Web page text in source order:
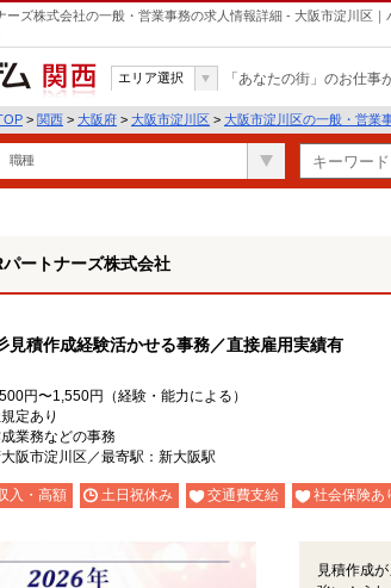
ーズ株式会社の一般・営業事務の求人情報詳細 - 大阪市淀川区｜
関西
エリア選択 「あなたの街」のお仕事
> 関西 > 大阪府 > 大阪市淀川区 > 大阪市淀川区の一般・営業
職種
ートナーズ株式会社
積作成経験活かせる事務／直接雇用実績有
円〜1,550円（経験・能力による）
定あり
業務などの事務
阪市淀川区／最寄駅：新大阪駅
入・高額 土日祝休み 交通費支給 社会保険あ
見積作成